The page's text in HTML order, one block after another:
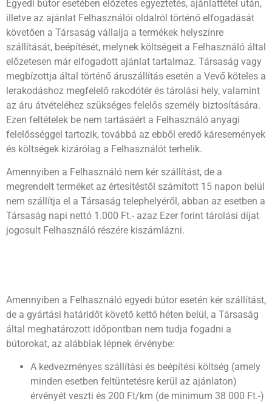
Egyedi bútor esetében előzetes egyeztetés, ajánlattétel után,
illetve az ajánlat Felhasználói oldalról történő elfogadását
követően a Társaság vállalja a termékek helyszínre
szállítását, beépítését, melynek költségeit a Felhasználó által
előzetesen már elfogadott ajánlat tartalmaz. Társaság vagy
megbízottja által történő áruszállítás esetén a Vevő köteles a
lerakodáshoz megfelelő rakodótér és tárolási hely, valamint
az áru átvételéhez szükséges felelős személy biztosítására.
Ezen feltételek be nem tartásáért a Felhasználó anyagi
felelősséggel tartozik, továbbá az ebből eredő káresemények
és költségek kizárólag a Felhasználót terhelik.
Amennyiben a Felhasználó nem kér szállítást, de a
megrendelt terméket az értesítéstől számított 15 napon belül
nem szállítja el a Társaság telephelyéről, abban az esetben a
Társaság napi nettó 1.000 Ft.- azaz Ezer forint tárolási díjat
jogosult Felhasználó részére kiszámlázni.
Amennyiben a Felhasználó egyedi bútor esetén kér szállítást,
de a gyártási határidőt követő kettő héten belül, a Társaság
által meghatározott időpontban nem tudja fogadni a
bútorokat, az alábbiak lépnek érvénybe:
A kedvezményes szállítási és beépítési költség (amely
minden esetben feltüntetésre kerül az ajánlaton)
érvényét veszti és 200 Ft/km (de minimum 38 000 Ft.-)